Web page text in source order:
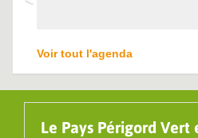
Voir tout l'agenda
Le Pays Périgord Vert